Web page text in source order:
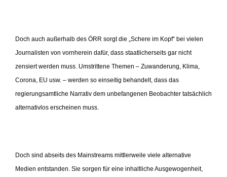
Doch auch außerhalb des ÖRR sorgt die „Schere im Kopf“ bei vielen
Journalisten von vornherein dafür, dass staatlicherseits gar nicht
zensiert werden muss. Umstrittene Themen – Zuwanderung, Klima,
Corona, EU usw. – werden so einseitig behandelt, dass das
regierungsamtliche Narrativ dem unbefangenen Beobachter tatsächlich
alternativlos erscheinen muss.
Doch sind abseits des Mainstreams mittlerweile viele alternative
Medien entstanden. Sie sorgen für eine inhaltliche Ausgewogenheit,